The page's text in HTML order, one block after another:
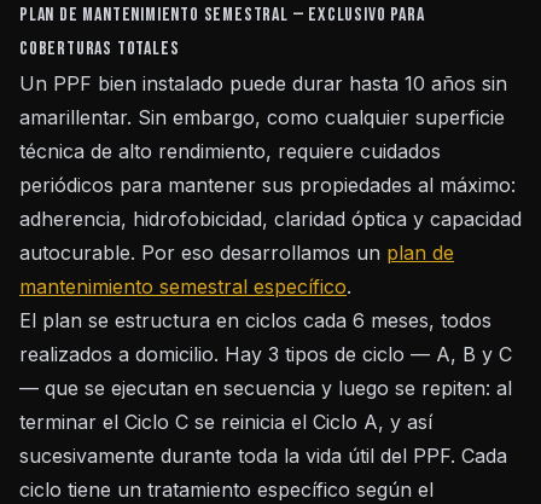
Plan de Mantenimiento Semestral — Exclusivo para
Coberturas Totales
Un PPF bien instalado puede durar hasta 10 años sin
amarillentar. Sin embargo, como cualquier superficie
técnica de alto rendimiento, requiere cuidados
periódicos para mantener sus propiedades al máximo:
adherencia, hidrofobicidad, claridad óptica y capacidad
autocurable. Por eso desarrollamos un plan de
mantenimiento semestral específico.
El plan se estructura en ciclos cada 6 meses, todos
realizados a domicilio. Hay 3 tipos de ciclo — A, B y C
— que se ejecutan en secuencia y luego se repiten: al
terminar el Ciclo C se reinicia el Ciclo A, y así
sucesivamente durante toda la vida útil del PPF. Cada
ciclo tiene un tratamiento específico según el